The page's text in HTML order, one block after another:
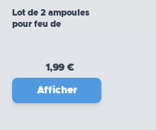
Lot de 2 ampoules
pour feu de
1,99 €
Afficher